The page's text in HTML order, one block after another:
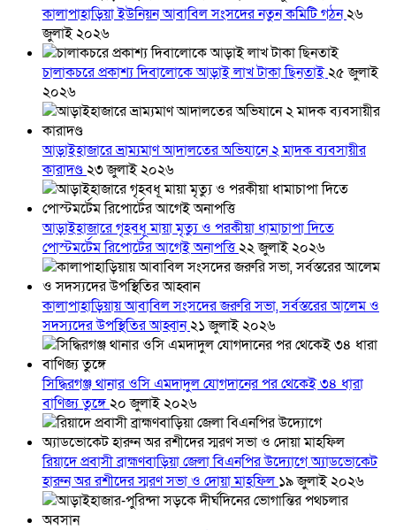
কালাপাহাড়িয়া ইউনিয়ন আবাবিল সংসদের নতুন কমিটি গঠন২৬
জুলাই ২০২৬
চালাকচরে প্রকাশ্য দিবালোকে আড়াই লাখ টাকা ছিনতাই২৫ জুলাই
২০২৬
আড়াইহাজারে ভ্রাম্যমাণ আদালতের অভিযানে ২ মাদক ব্যবসায়ীর
কারাদণ্ড২৩ জুলাই ২০২৬
আড়াইহাজারে গৃহবধূ মায়া মৃত্যু ও পরকীয়া ধামাচাপা দিতে
পোস্টমর্টেম রিপোর্টের আগেই অনাপত্তি২২ জুলাই ২০২৬
কালাপাহাড়িয়ায় আবাবিল সংসদের জরুরি সভা, সর্বস্তরের আলেম ও
সদস্যদের উপস্থিতির আহ্বান২১ জুলাই ২০২৬
সিদ্ধিরগঞ্জ থানার ওসি এমদাদুল যোগদানের পর থেকেই ৩৪ ধারা
বাণিজ্য তুঙ্গে২০ জুলাই ২০২৬
রিয়াদে প্রবাসী ব্রাহ্মণবাড়িয়া জেলা বিএনপির উদ্যোগে অ্যাডভোকেট
হারুন অর রশীদের স্মরণ সভা ও দোয়া মাহফিল ১৯ জুলাই ২০২৬